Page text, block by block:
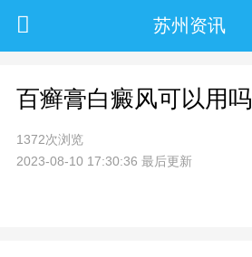
苏州资讯
百癣膏白癜风可以用吗
1372次浏览
2023-08-10 17:30:36 最后更新